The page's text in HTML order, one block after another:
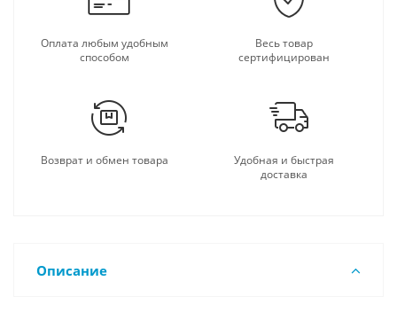
Оплата любым удобным
способом
Весь товар
сертифицирован
Возврат и обмен товара
Удобная и быстрая
доставка
Описание